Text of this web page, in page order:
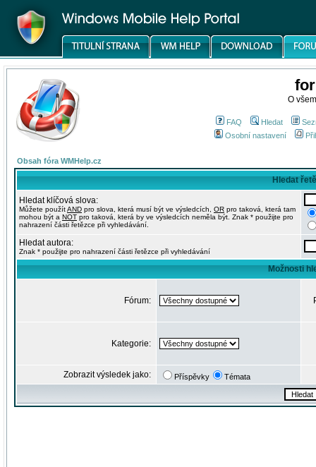
O
FAQ Hledat
Osobní nastavení
Obsah fóra WMHelp.cz
Hledat
Hledat klíčová slova:
Můžete použítAND pro slova, která musí být ve výsledcích, OR pro taková, která tam
mohou být a NOT pro taková, která by ve výsledcích neměla být. Znak * použijte pro
nahrazení části řetězce při vyhledávání.
Hledat autora:
Znak * použijte pro nahrazení části řetězce při vyhledávání
Možnosti
Fórum:
Kategorie:
Zobrazit výsledek jako: Příspěvky Témata